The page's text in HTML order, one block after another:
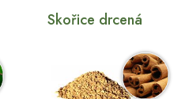
Skořice drcená